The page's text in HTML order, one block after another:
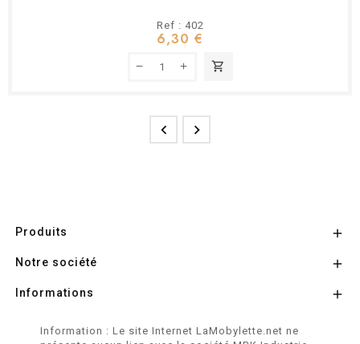
Ref : 402
6,30 €
shopping_cart
 
Produits 
Notre société 
Informations 
Information : Le site Internet LaMobylette.net ne